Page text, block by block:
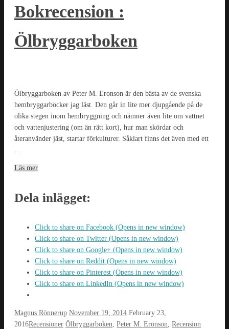
Bokrecension :
Ölbryggarboken
Ölbryggarboken av Peter M. Eronson är den bästa av de svenska
hembryggarböcker jag läst. Den går in lite mer djupgående på de
olika stegen inom hembryggning och nämner även lite om vattnet
och vattenjustering (om än rätt kort), hur man skördar och
återanvänder jäst, startar förkulturer. Såklart finns det även med ett
Läs mer
Dela inlägget:
Click to share on Facebook (Opens in new window)
Click to share on Twitter (Opens in new window)
Click to share on Google+ (Opens in new window)
Click to share on Reddit (Opens in new window)
Click to share on Pinterest (Opens in new window)
Click to share on LinkedIn (Opens in new window)
Magnus Rönnerup November 19, 2014 February 23,
2016Recensioner Ölbryggarboken, Peter M. Eronson, Recension